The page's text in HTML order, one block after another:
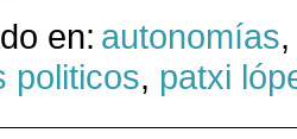
en: autonomías
politicos, patxi